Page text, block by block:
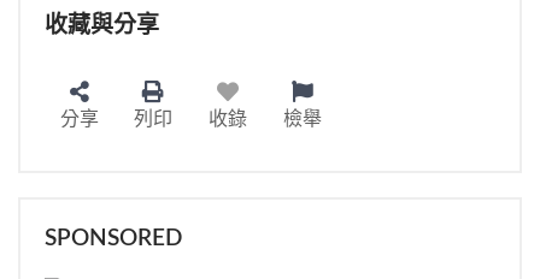
收藏與分享
分享 列印 收錄 檢舉
SPONSORED